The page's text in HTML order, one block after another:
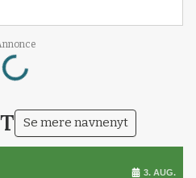
Loading...
Se mere navnenyt
3. AUG.